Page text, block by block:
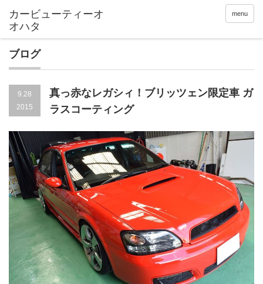
menu
ブログ
9.28
2015
真っ赤なレガシィ！ブリッツェン限定車 ガ
ラスコーティング